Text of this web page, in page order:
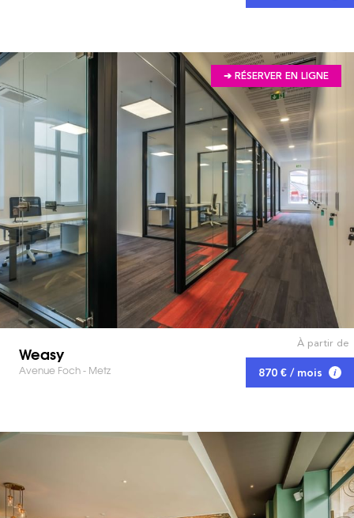
➔ RÉSERVER EN LIGNE
Weasy
Avenue Foch - Metz
À partir de
870 € / mois